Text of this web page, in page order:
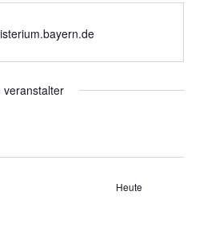
veranstalter
Heute